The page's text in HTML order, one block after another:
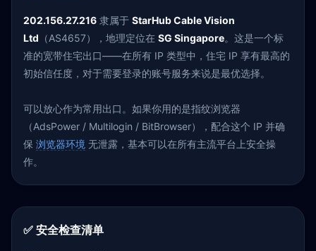
202.156.27.216 隶属于 StarHub Cable Vision
Ltd （AS4657），地理定位在 SG Singapore。这是一个标
准的宽带住宅出口——在所有 IP 类型中，住宅 IP 享有最高的
初始信任度，对于需要登录的账号服务来说是最优选择。
可以放心作为常用出口。如果你用的是指纹浏览器
（AdsPower / Multilogin / BitBrowser），配合这个 IP 并确
保 浏览器环境 无泄露，基本可以在所有主流平台上安全操
作。
✅ 安全检查清单